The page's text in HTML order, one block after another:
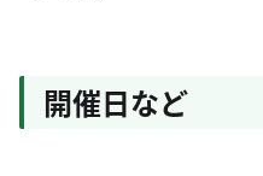
開催日など